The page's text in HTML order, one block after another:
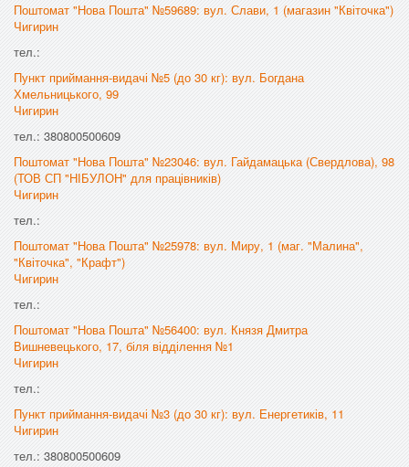
Поштомат "Нова Пошта" №59689: вул. Слави, 1 (магазин "Квіточка")
Чигирин
тел.:
Пункт приймання-видачі №5 (до 30 кг): вул. Богдана
Хмельницького, 99
Чигирин
тел.: 380800500609
Поштомат "Нова Пошта" №23046: вул. Гайдамацька (Свердлова), 98
(ТОВ СП "НІБУЛОН" для працівників)
Чигирин
тел.:
Поштомат "Нова Пошта" №25978: вул. Миру, 1 (маг. "Малина",
"Квіточка", "Крафт")
Чигирин
тел.:
Поштомат "Нова Пошта" №56400: вул. Князя Дмитра
Вишневецького, 17, біля відділення №1
Чигирин
тел.:
Пункт приймання-видачі №3 (до 30 кг): вул. Енергетиків, 11
Чигирин
тел.: 380800500609